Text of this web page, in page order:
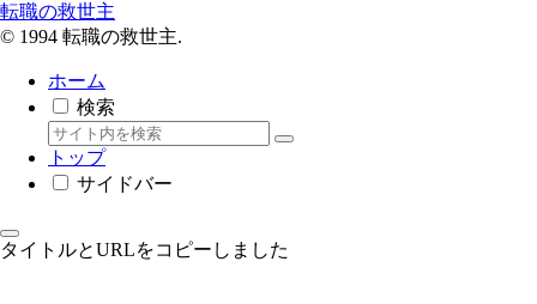
転職の救世主
© 1994 転職の救世主.
ホーム
検索
トップ
サイドバー
タイトルとURLをコピーしました